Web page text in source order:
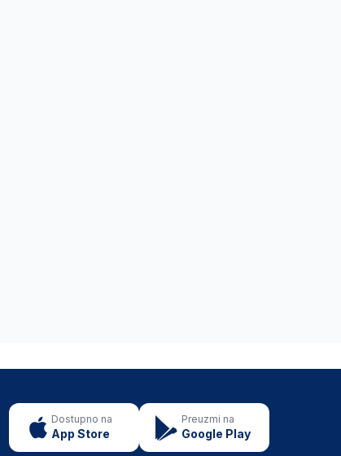
Dostupno na
App Store
Preuzmi na
Google Play